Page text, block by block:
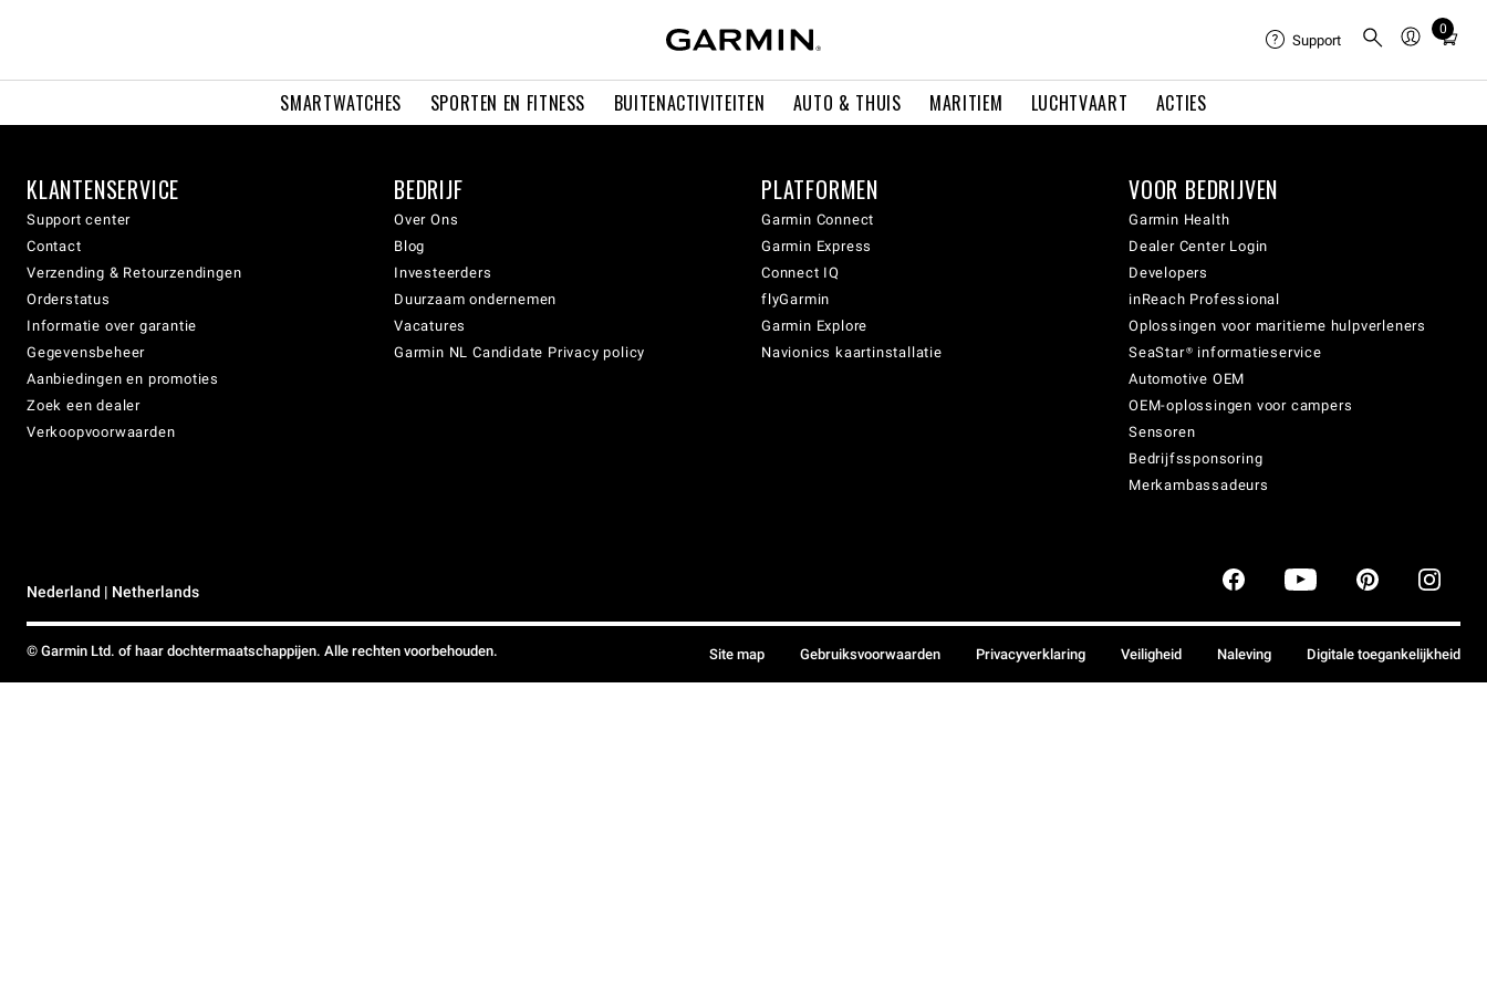
SMARTWATCHES SPORTEN EN FITNESS BUITENACTIVITEITEN AUTO & THUIS MARITIEM LUCHTVAART ACTIES
Support
0
Total
cart:
KLANTENSERVICE
Support center
Contact
Verzending & Retourzendingen
Orderstatus
Informatie over garantie
Gegevensbeheer
Aanbiedingen en promoties
Zoek een dealer
Verkoopvoorwaarden
BEDRIJF
Over Ons
Blog
Investeerders
Duurzaam ondernemen
Vacatures
Garmin NL Candidate Privacy policy
PLATFORMEN
Garmin Connect
Garmin Express
Connect IQ
flyGarmin
Garmin Explore
Navionics kaartinstallatie
VOOR BEDRIJVEN
Garmin Health
Dealer Center Login
Developers
inReach Professional
Oplossingen voor maritieme hulpverleners
SeaStar® informatieservice
Automotive OEM
OEM-oplossingen voor campers
Sensoren
Bedrijfssponsoring
Merkambassadeurs
Nederland | Netherlands
© Garmin Ltd. of haar dochtermaatschappijen. Alle rechten voorbehouden. Site map Gebruiksvoorwaarden Privacyverklaring Veiligheid Naleving Digitale toegankelijkheid